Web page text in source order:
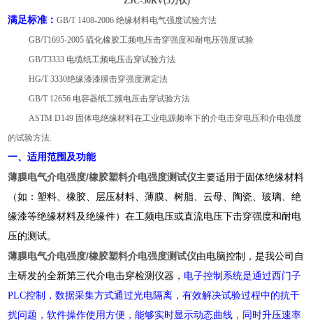
满足标准：GB/T 1408-2006 绝缘材料电气强度试验方法
GB/T1695-2005 硫化橡胶工频电压击穿强度和耐电压强度试验
GB/T3333 电缆纸工频电压击穿试验方法
HG/T 3330绝缘漆漆膜击穿强度测定法
GB/T 12656 电容器纸工频电压击穿试验方法
ASTM D149 固体电绝缘材料在工业电源频率下的介电击穿电压和介电强度
的试验方法.
一、适用范围及功能
薄膜电气介电强度/橡胶塑料介电强度测试仪主要适用于固体绝缘材料
（如：塑料、橡胶、层压材料、薄膜、树脂、云母、陶瓷、玻璃、绝
缘漆等绝缘材料及绝缘件）在工频电压或直流电压下击穿强度和耐电
压的测试。
薄膜电气介电强度/橡胶塑料介电强度测试仪由电脑控制，是我公司自
主研发的全新第三代介电击穿检测仪器， 电子控制系统是通过西门子
PLC控制，数据采集方式通过光电隔离，有效解决试验过程中的抗干
扰问题，软件操作使用方便，能够实时显示动态曲线，同时升压速率